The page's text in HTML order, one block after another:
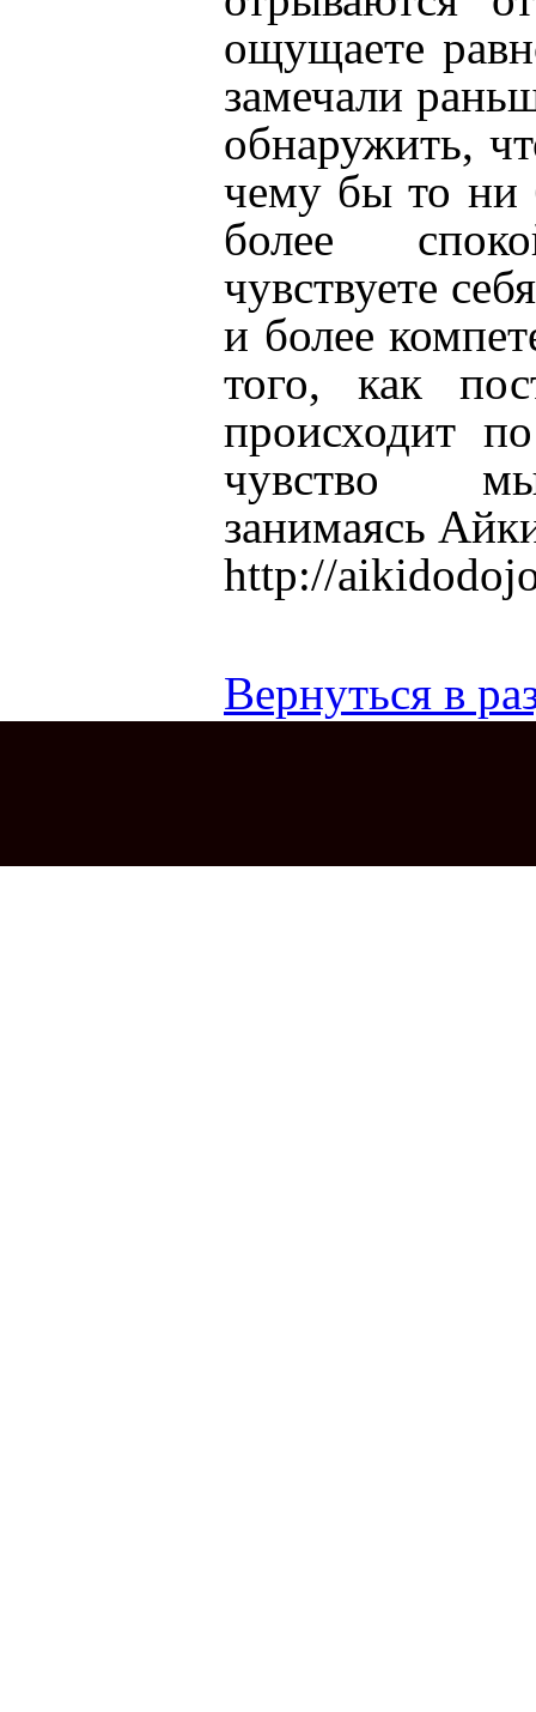
ощущаете
замечали
обнаружить,
чему бы то ни
более
чувствуете
и более
того, как
происходит
чувство
занимаясь
http://
Вернуться в